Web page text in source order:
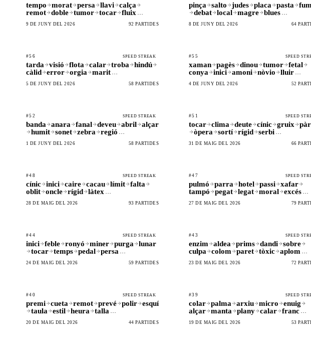
tempo morat persa llavi
calça
remot
doble tumor tocar fluix …
9 DE JUNY DEL 2026 92 PARTIDES
pinça salto judes placa pasta
debat
local magre blues …
8 DE JUNY DEL 2026 64
#56 SPEED STREAK
tarda visió flota calar troba
hindú
càlid
error orgia marit …
5 DE JUNY DEL 2026 58 PARTIDES
#55 SPEED
xaman pagès dinou tumor
fetal
conya
inici amoni nòvio lluir …
4 DE JUNY DEL 2026 52
#52 SPEED STREAK
banda anara fanal deveu abril
alçar
humit
sonet zebra regió …
1 DE JUNY DEL 2026 58 PARTIDES
#51 SPEED
tocar clima deute cínic gruix
òpera
sortí rígid serbi …
31 DE MAIG DEL 2026 66
#48 SPEED STREAK
cínic inici caire cacau límit
falta
oblit
oncle rígid làtex …
28 DE MAIG DEL 2026 93 PARTIDES
#47 SPEED
pulmó parra hotel passi
xafar
tampó
pegat legat moral excés …
27 DE MAIG DEL 2026 79
#44 SPEED STREAK
inici feble ronyó miner purga
lunar
tocar
temps pedal persa …
24 DE MAIG DEL 2026 59 PARTIDES
#43 SPEED
enzim aldea prims dandi
sobre
culpa
colom paret tòxic aplom …
23 DE MAIG DEL 2026 72
#40 SPEED STREAK
premi cueta remot prevé polir
esquí
taula
estil heura talla …
20 DE MAIG DEL 2026 44 PARTIDES
#39 SPEED
colar palma arxiu micro
enuig
alçar
manta plany calar franc …
19 DE MAIG DEL 2026 53